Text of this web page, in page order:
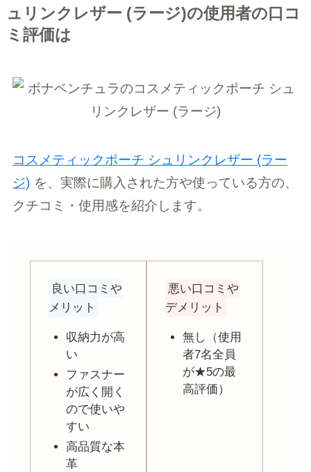
ュリンクレザー (ラージ)の使用者の口コ
ミ評価は
コスメティックポーチ シュリンクレザー (ラー
ジ) を、実際に購入された方や使っている方の、
クチコミ・使用感を紹介します。
良い口コミや
メリット
収納力が高
い
ファスナー
が広く開く
ので使いや
すい
高品質な本
革
悪い口コミや
デメリット
無し（使用
者7名全員
が★5の最
高評価）